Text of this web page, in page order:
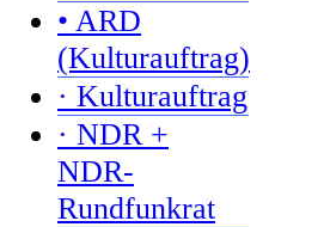
• ARD
(Kulturauftrag)
· Kulturauftrag
· NDR +
NDR-
Rundfunkrat